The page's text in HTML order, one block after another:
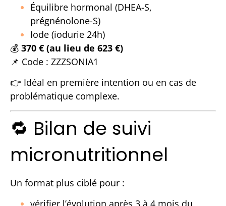
Équilibre hormonal (DHEA-S,
prégnénolone-S)
Iode (iodurie 24h)
💰 370 € (au lieu de 623 €)
📌 Code : ZZZSONIA1
👉 Idéal en première intention ou en cas de
problématique complexe.
🔁 Bilan de suivi
micronutritionnel
Un format plus ciblé pour :
vérifier l’évolution après 3 à 4 mois du